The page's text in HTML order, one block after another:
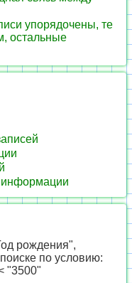
упорядочены, те
остальные
информации
рождения",
по условию:
"3500"